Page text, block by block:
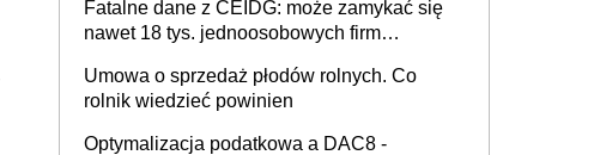
Fatalne dane z CEIDG: może zamykać się
nawet 18 tys. jednoosobowych firm
Umowa o sprzedaż płodów rolnych. Co
rolnik wiedzieć powinien
Optymalizacja podatkowa a DAC8 -